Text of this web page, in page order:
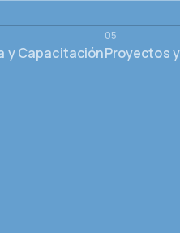
y CapacitaciónProyectos